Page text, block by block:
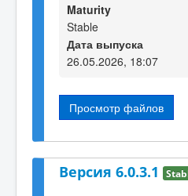
Maturity
Stable
Дата выпуска
26.05.2026, 18:07
Просмотр файлов
Версия 6.0.3.1